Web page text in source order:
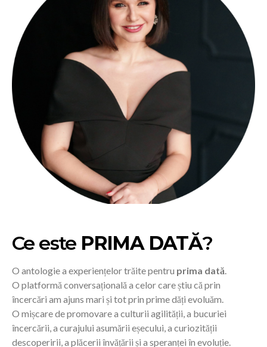
Ce este PRIMA DATĂ?
O antologie a experiențelor trăite pentru prima dată.
O platformă conversațională a celor care știu că prin
încercări am ajuns mari și tot prin prime dăți evoluăm.
O mișcare de promovare a culturii agilității, a bucuriei
încercării, a curajului asumării eșecului, a curiozității
descoperirii, a plăcerii învățării și a speranței în evoluție.